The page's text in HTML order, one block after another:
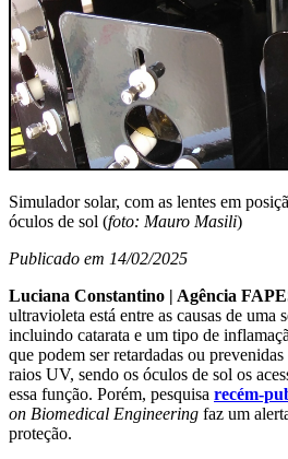
Simulador solar, com as lentes em
óculos de sol (foto: Mauro Masili)
Publicado em 14/02/2025
Luciana Constantino | Agência
ultravioleta está entre as causas de uma
incluindo catarata e um tipo de
que podem ser retardadas ou
raios UV, sendo os óculos de sol os
essa função. Porém, pesquisa recém-
on Biomedical Engineering faz um
proteção.